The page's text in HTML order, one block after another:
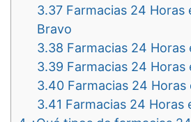
3.37 Farmacias 24 Horas
Bravo
3.38 Farmacias 24 Horas
3.39 Farmacias 24 Horas
3.40 Farmacias 24 Horas
3.41 Farmacias 24 Horas